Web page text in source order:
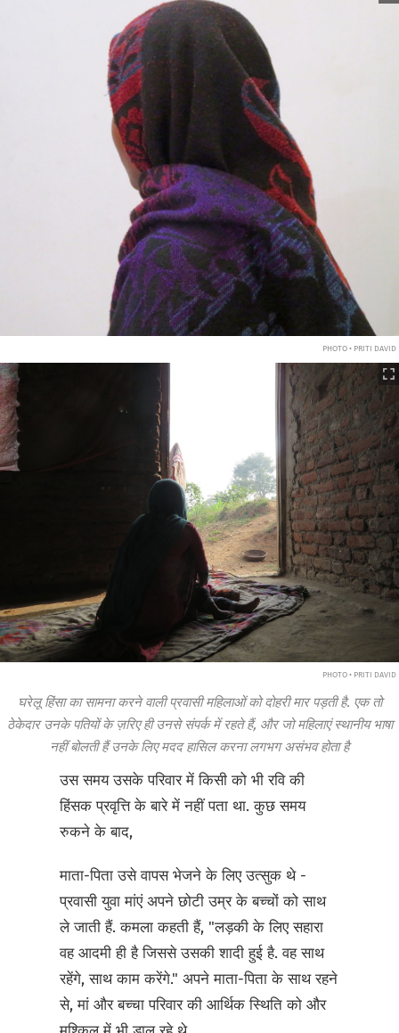
PHOTO • PRITI DAVID
PHOTO • PRITI DAVID
घरेलू हिंसा का सामना करने वाली प्रवासी महिलाओं को दोहरी मार पड़ती है. एक तो
ठेकेदार उनके पतियों के ज़रिए ही उनसे संपर्क में रहते हैं, और जो महिलाएं स्थानीय भाषा
नहीं बोलती हैं उनके लिए मदद हासिल करना लगभग असंभव होता है
उस समय उसके परिवार में किसी को भी रवि की
हिंसक प्रवृत्ति के बारे में नहीं पता था. कुछ समय
रुकने के बाद,
माता-पिता उसे वापस भेजने के लिए उत्सुक थे -
प्रवासी युवा मांएं अपने छोटी उम्र के बच्चों को साथ
ले जाती हैं. कमला कहती हैं, "लड़की के लिए सहारा
वह आदमी ही है जिससे उसकी शादी हुई है. वह साथ
रहेंगे, साथ काम करेंगे." अपने माता-पिता के साथ रहने
से, मां और बच्चा परिवार की आर्थिक स्थिति को और